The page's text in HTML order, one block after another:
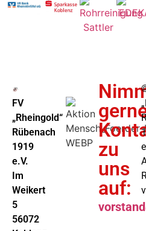
FV
„Rheingold“
Rübenach
1919
e.V.
Im
Weikert
5
56072
zu
uns
auf: